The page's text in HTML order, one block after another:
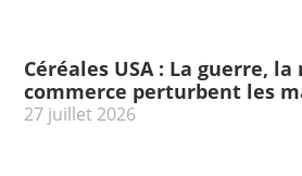
Céréales USA : La guerre,
commerce perturbent les
27 juillet 2026